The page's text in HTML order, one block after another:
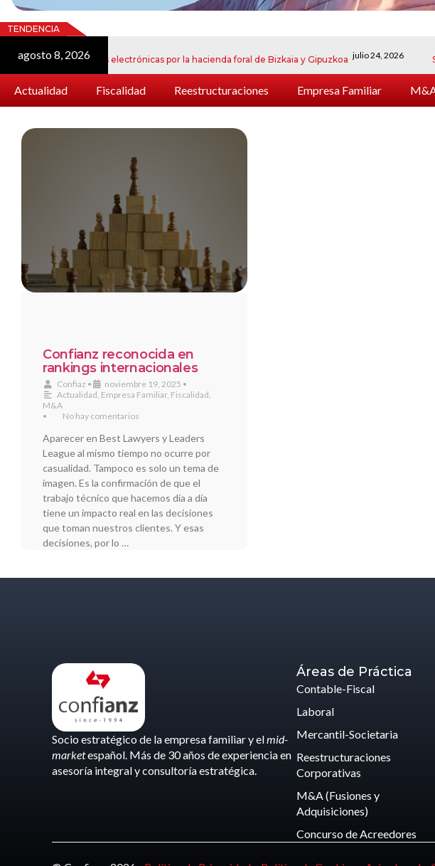
TENDENCIA
agosto 8, 2026
notificaciones electrónicas por la hacienda foral de Bizkaia y Gipuzkoa julio 24, 2026
Actualidad Fiscalidad Reestructuraciones Empresa Familiar
Confianz reconocida en
rankings internacionales
Confiaz • noviembre 19, 2025 •
Actualidad Empresa Familiar, Fiscalidad
M&A
•
No hay comentarios
Aparecer en Best Lawyers y Leaders
League al mismo tiempo no ocurre por
casualidad. Tampoco es solo un tema de
imagen. Es la confirmación de que el
trabajo técnico que hacemos día a día
tiene un impacto real en las decisiones
que toman nuestros clientes. Y esas
decisiones, por lo …
Socio estratégico de la empresa familiar y elmid-
marketespañol. Más de 30 años de experiencia en
asesoría integral y consultoría estratégica.
Áreas de Práctica
Contable-Fiscal
Laboral
Mercantil-Societaria
Reestructuraciones
Corporativas
M&A (Fusiones y
Adquisiciones)
Concurso de Acreedores